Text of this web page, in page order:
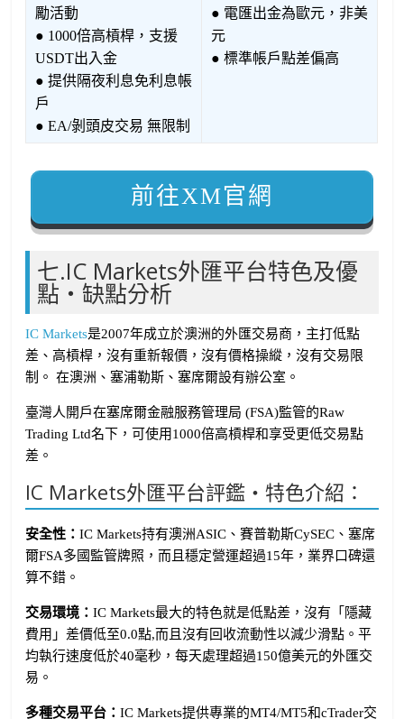
勵活動
● 1000倍高槓桿，支援
USDT出入金
● 提供隔夜利息免利息帳
戶
● EA/剝頭皮交易 無限制
● 電匯出金為歐元，非美
元
● 標準帳戶點差偏高
前往XM官網
七.IC Markets外匯平台特色及優
點・缺點分析
IC Markets是2007年成立於澳洲的外匯交易商，主打低點
差、高槓桿，沒有重新報價，沒有價格操縱，沒有交易限
制。 在澳洲、塞浦勒斯、塞席爾設有辦公室。
臺灣人開戶在塞席爾金融服務管理局 (FSA)監管的Raw
Trading Ltd名下，可使用1000倍高槓桿和享受更低交易點
差。
IC Markets外匯平台評鑑・特色介紹：
安全性：IC Markets持有澳洲ASIC、賽普勒斯CySEC、塞席
爾FSA多國監管牌照，而且穩定營運超過15年，業界口碑還
算不錯。
交易環境：IC Markets最大的特色就是低點差，沒有「隱藏
費用」差價低至0.0點,而且沒有回收流動性以減少滑點。平
均執行速度低於40毫秒，每天處理超過150億美元的外匯交
易。
多種交易平台：IC Markets提供專業的MT4/MT5和cTrader交